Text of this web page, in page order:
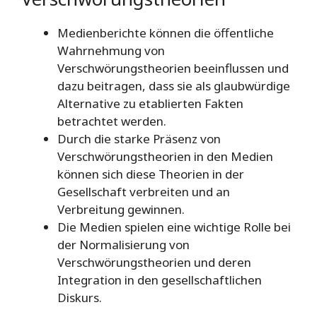
Medienberichte können die öffentliche
Wahrnehmung von
Verschwörungstheorien beeinflussen und
dazu beitragen, dass sie als glaubwürdige
Alternative zu etablierten Fakten
betrachtet werden.
Durch die starke Präsenz von
Verschwörungstheorien in den Medien
können sich diese Theorien in der
Gesellschaft verbreiten und an
Verbreitung gewinnen.
Die Medien spielen eine wichtige Rolle bei
der Normalisierung von
Verschwörungstheorien und deren
Integration in den gesellschaftlichen
Diskurs.